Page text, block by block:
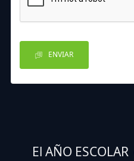
ENVIAR
El AÑO ESCOLAR